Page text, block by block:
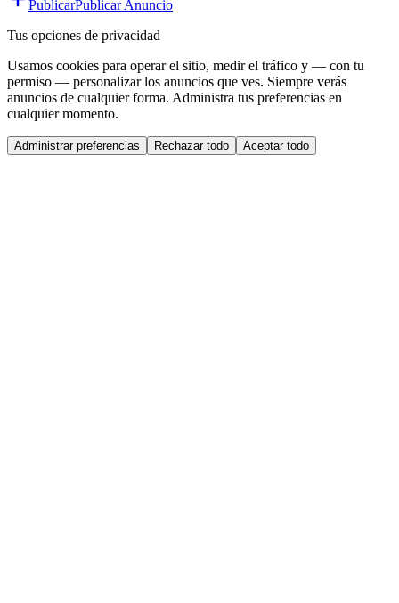
PublicarPublicar Anuncio
Tus opciones de privacidad
Usamos cookies para operar el sitio, medir el tráfico y — con tu
permiso — personalizar los anuncios que ves. Siempre verás
anuncios de cualquier forma. Administra tus preferencias en
cualquier momento.
Administrar preferencias Rechazar todo Aceptar todo